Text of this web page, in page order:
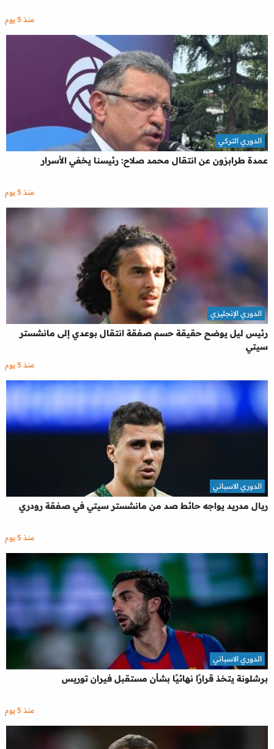
منذ 5 يوم
عمدة طرابزون عن انتقال محمد صلاح: رئيسنا يخفي الأسرار
الدوري التركي
منذ 5 يوم
رئيس ليل يوضح حقيقة حسم صفقة انتقال بوعدي إلى مانشستر
سيتي
الدوري الإنجليزي
منذ 5 يوم
ريال مدريد يواجه حائط صد من مانشستر سيتي في صفقة رودري
الدوري الاسباني
منذ 5 يوم
برشلونة يتخذ قرارًا نهائيًا بشأن مستقبل فيران توريس
الدوري الاسباني
منذ 5 يوم